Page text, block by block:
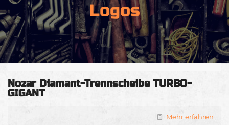
Logos
Nozar Diamant-Trennscheibe TURBO-
GIGANT
Mehr erfahren